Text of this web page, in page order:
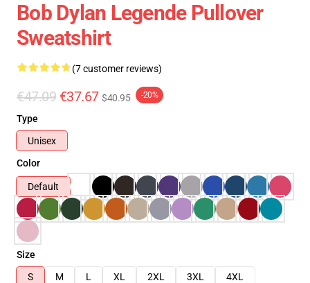
Bob Dylan Legende Pullover
Sweatshirt
(7 customer reviews)
€47.09 €37.67 $40.95 -20%
Type
Unisex
Color
Default
Size
S
M L XL 2XL 3XL
4XL